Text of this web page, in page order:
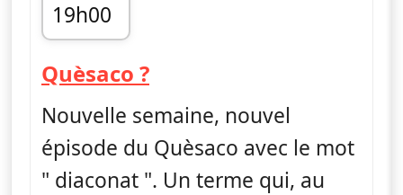
19h00
fin 19h05
Quèsaco ?— Quèsaco ?
Nouvelle semaine, nouvel
épisode du Quèsaco avec le mot
" diaconat ". Un terme qui, au